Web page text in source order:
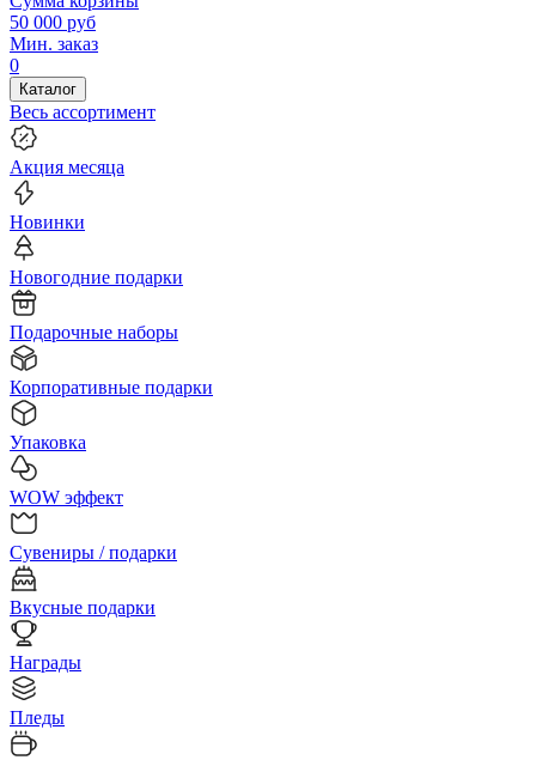
50 000 руб
Мин. заказ
0
Каталог
Весь ассортимент
Акция месяца
Новинки
Новогодние подарки
Подарочные наборы
Корпоративные подарки
Упаковка
WOW эффект
Сувениры / подарки
Вкусные подарки
Награды
Пледы